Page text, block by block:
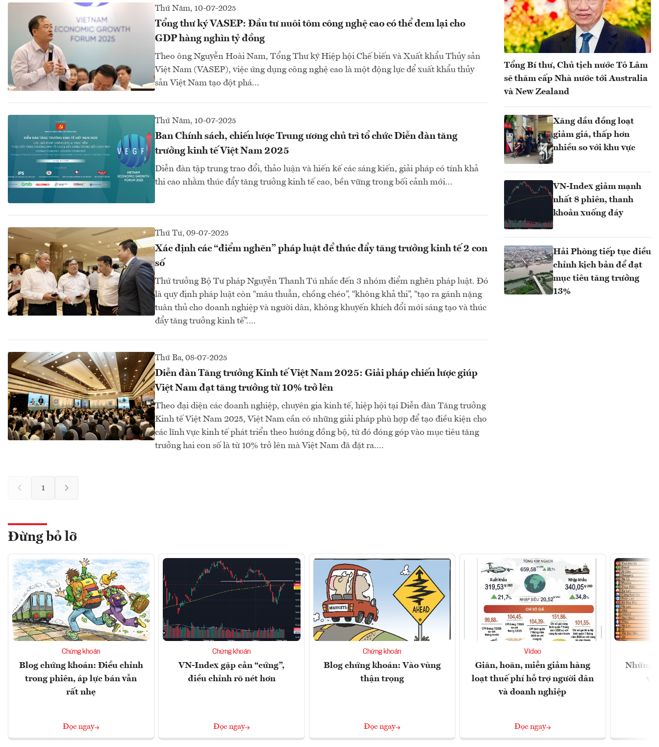
Thứ Năm, 10-07-2025
Tổng thư ký VASEP: Đầu tư nuôi tôm công nghệ cao có thể đem lại cho
GDP hàng nghìn tỷ đồng
Theo ông Nguyễn Hoài Nam, Tổng Thư ký Hiệp hội Chế biến và Xuất khẩu Thủy sản
Việt Nam (VASEP), việc ứng dụng công nghệ cao là một động lực để xuất khẩu thủy
sản Việt Nam tạo đột phá...
Thứ Năm, 10-07-2025
Ban Chính sách, chiến lược Trung ương chủ trì tổ chức Diễn đàn tăng
trưởng kinh tế Việt Nam 2025
Diễn đàn tập trung trao đổi, thảo luận và hiến kế các sáng kiến, giải pháp có tính khả
thi cao nhằm thúc đẩy tăng trưởng kinh tế cao, bền vững trong bối cảnh mới...
Thứ Tư, 09-07-2025
Xác định các “điểm nghẽn” pháp luật để thúc đẩy tăng trưởng kinh tế 2 con
số
Thứ trưởng Bộ Tư pháp Nguyễn Thanh Tú nhắc đến 3 nhóm điểm nghẽn pháp luật. Đó
là quy định pháp luật còn “mâu thuẫn, chồng chéo”, “không khả thi”, “tạo ra gánh nặng
tuân thủ cho doanh nghiệp và người dân, không khuyến khích đổi mới sáng tạo và thúc
đẩy tăng trưởng kinh tế”....
Thứ Ba, 08-07-2025
Diễn đàn Tăng trưởng Kinh tế Việt Nam 2025: Giải pháp chiến lược giúp
Việt Nam đạt tăng trưởng từ 10% trở lên
Theo đại diện các doanh nghiệp, chuyên gia kinh tế, hiệp hội tại Diễn đàn Tăng trưởng
Kinh tế Việt Nam 2025, Việt Nam cần có những giải pháp phù hợp để tạo điều kiện cho
các lĩnh vực kinh tế phát triển theo hướng đồng bộ, từ đó đóng góp vào mục tiêu tăng
trưởng hai con số là từ 10% trở lên mà Việt Nam đã đặt ra....
1
Tổng Bí thư, Chủ tịch nước Tô Lâm
sẽ thăm cấp Nhà nước tới Australia
và New Zealand
Xăng dầu đồng loạt
giảm giá, thấp hơn
nhiều so với khu vực
VN-Index giảm mạnh
nhất 8 phiên, thanh
khoản xuống đáy
Hải Phòng tiếp tục điều
chỉnh kịch bản để đạt
mục tiêu tăng trưởng
13%
Đừng bỏ lỡ
Chứng khoán
Blog chứng khoán: Điều chỉnh
trong phiên, áp lực bán vẫn
rất nhẹ
Đọc ngay
Chứng khoán
VN-Index gặp cản “cứng”,
điều chỉnh rõ nét hơn
Đọc ngay
Chứng khoán
Blog chứng khoán: Vào vùng
thận trọng
Đọc ngay
Video
Giãn, hoãn, miễn giảm hàng
loạt thuế phí hỗ trợ người dân
và doanh nghiệp
Đọc ngay
Những
và